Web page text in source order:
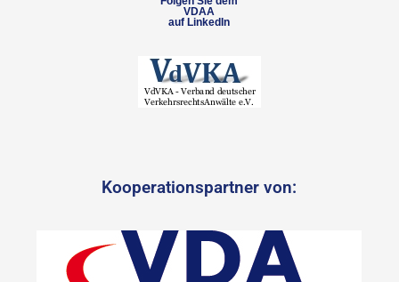
VDAA
auf LinkedIn
Kooperationspartner von: